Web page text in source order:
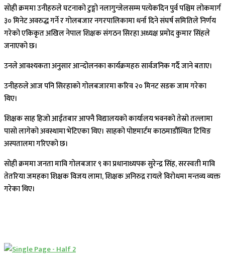
सोही क्रममा उनीहरुले घटनाको टुङ्गो नलागुन्जेलसम्म पत्येकदिन पुर्व पश्चिम लोकमार्ग
३० मिनेट अवरुद्ध गर्ने र गोलबजार नगरपालिकामा धर्ना दिने संघर्ष समितिले निर्णय
गरेको एकिकृत अखिल नेपाल शिक्षक संगठन सिरहा अध्यक्ष प्रमोद कुमार सिंहले
जनाएको छ।
उनले आवश्यकता अनुसार आन्दोलनका कार्यक्रमहरु सार्वजनिक गर्दै जाने बताए।
उनीहरुले आज पनि सिरहाको गोलबजारमा करिव २० मिनट सडक जाम गरेका
थिए।
शिक्षक साह हिजो आईतबार आफ्नै विद्यालयको कार्यालय भवनको तेस्रो तल्लामा
पासो लागेको अवस्थामा भेटिएका थिए। साहको पोष्टमार्टम काठमाडौंस्थित टिचिङ
अस्पतालमा गरिएको छ।
सोही क्रममा जनता मावि गोलबजार ९ का प्रधानाध्यपक सुरेन्द्र सिंह, सरस्वती मावि
तेतरिया जमहका शिक्षक विजय लामा, शिक्षक अनिरुद्र रायले विरोधमा मन्तव्य व्यक्त
गरेका थिए।